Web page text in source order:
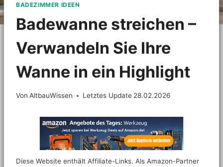
BADEZIMMER IDEEN
Badewanne streichen –
Verwandeln Sie Ihre
Wanne in ein Highlight
Von AltbauWissen Letztes Update 28.02.2026
Diese Website enthält Affiliate-Links. Als Amazon-Partner